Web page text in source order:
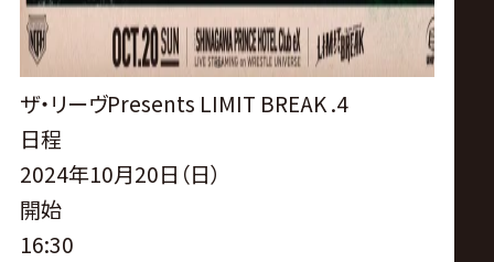
式
サ
イ
ト
ザ・リーヴPresents LIMIT BREAK .4
日程
2024年10月20日（日）
開始
16:30